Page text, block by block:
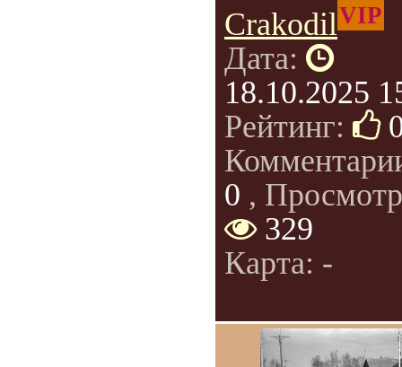
CrakodilVIP
Дата:
18.10.2025
Рейтинг:
0 ,
329
Карта: -